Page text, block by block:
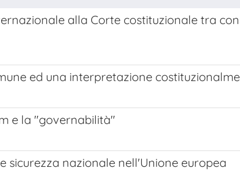
alla Corte costituzionale tra
ed una interpretazione
e la "governabilità"
sicurezza nazionale nell'Unione europea